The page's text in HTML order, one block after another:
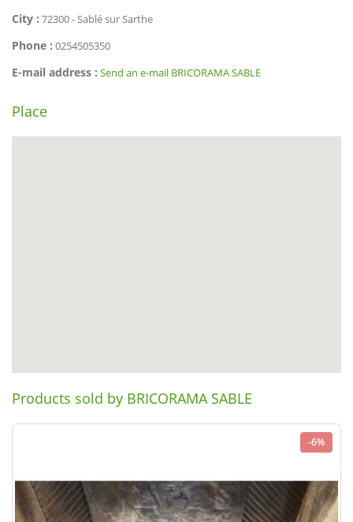
City : 72300 - Sablé sur Sarthe
Phone : 0254505350
E-mail address : Send an e-mail BRICORAMA SABLE
Place
Products sold by BRICORAMA SABLE
-6%